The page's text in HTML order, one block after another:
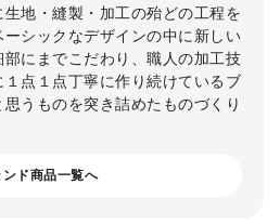
地・縫製・加工の殆どの工程を
シックなデザインの中に新しい
にまでこだわり、職人の加工技
点１点丁寧に作り続けているブ
うものを突き詰めたものづくり
ンド商品一覧へ